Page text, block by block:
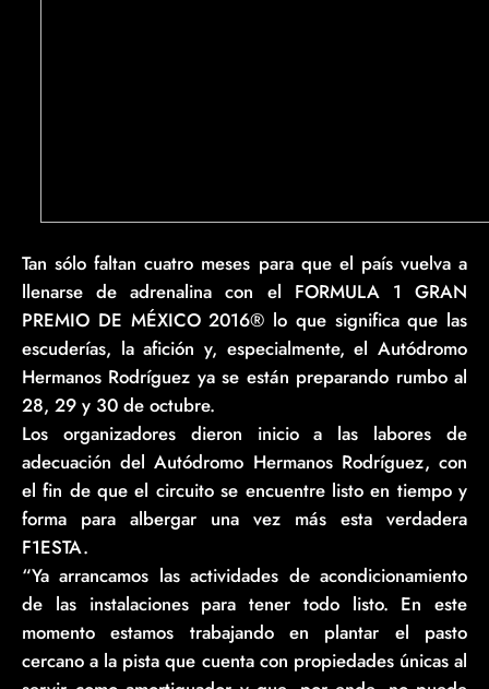
Tan sólo faltan cuatro meses para que el país vuelva a
llenarse de adrenalina con el FORMULA 1 GRAN
PREMIO DE MÉXICO 2016® lo que significa que las
escuderías, la afición y, especialmente, el Autódromo
Hermanos Rodríguez ya se están preparando rumbo al
28, 29 y 30 de octubre.
Los organizadores dieron inicio a las labores de
adecuación del Autódromo Hermanos Rodríguez, con
el fin de que el circuito se encuentre listo en tiempo y
forma para albergar una vez más esta verdadera
F1ESTA.
“Ya arrancamos las actividades de acondicionamiento
de las instalaciones para tener todo listo. En este
momento estamos trabajando en plantar el pasto
cercano a la pista que cuenta con propiedades únicas al